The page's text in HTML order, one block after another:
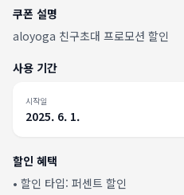
쿠폰 설명
aloyoga 친구초대 프로모션 할인
사용 기간
시작일
2025. 6. 1.
할인 혜택
• 할인 타입: 퍼센트 할인